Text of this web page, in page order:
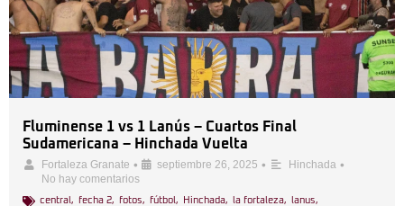
Fluminense 1 vs 1 Lanús – Cuartos Final
Sudamericana – Hinchada Vuelta
Fortaleza Granate • septiembre 26, 2025 • Hinchada •
No hay comentarios
central , fecha 2, fotos, fútbol , Hinchada, la fortaleza, lanus,